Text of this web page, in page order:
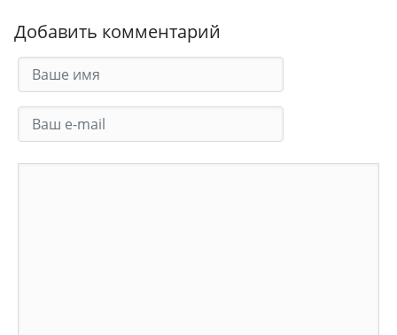
Добавить комментарий